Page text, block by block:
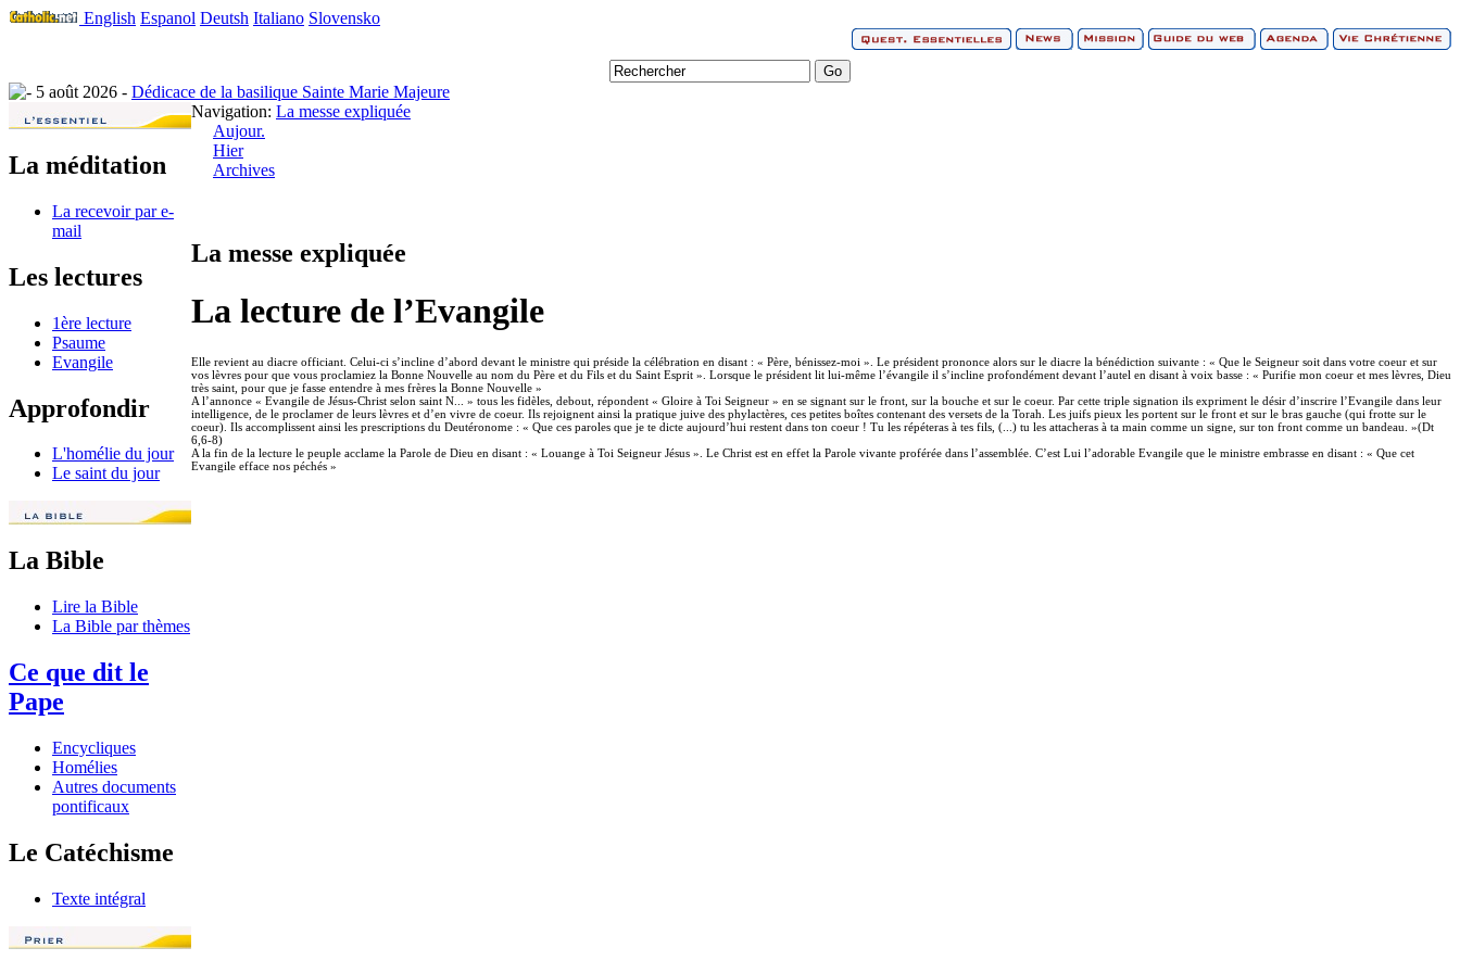
English Espanol Deutsh Italiano Slovensko
5 août 2026 - Dédicace de la basilique Sainte Marie Majeure
La méditation
La recevoir par e-
mail
Les lectures
1ère lecture
Psaume
Evangile
Approfondir
L'homélie du jour
Le saint du jour
La Bible
Lire la Bible
La Bible par thèmes
Ce que dit le
Pape
Encycliques
Homélies
Autres documents
pontificaux
Le Catéchisme
Texte intégral
Navigation: La messe expliquée
Aujour.
Hier
Archives
La messe expliquée
La lecture de l’Evangile
Elle revient au diacre officiant. Celui-ci s’incline d’abord devant le ministre qui préside la célébration en disant : « Père, bénissez-moi ». Le président prononce alors sur le diacre la bénédiction suivante : « Que le Seigneur soit dans votre coeur et sur
vos lèvres pour que vous proclamiez la Bonne Nouvelle au nom du Père et du Fils et du Saint Esprit ». Lorsque le président lit lui-même l’évangile il s’incline profondément devant l’autel en disant à voix basse : « Purifie mon coeur et mes lèvres, Dieu
très saint, pour que je fasse entendre à mes frères la Bonne Nouvelle »
A l’annonce « Evangile de Jésus-Christ selon saint N... » tous les fidèles, debout, répondent « Gloire à Toi Seigneur » en se signant sur le front, sur la bouche et sur le coeur. Par cette triple signation ils expriment le désir d’inscrire l’Evangile dans leur
intelligence, de le proclamer de leurs lèvres et d’en vivre de coeur. Ils rejoignent ainsi la pratique juive des phylactères, ces petites boîtes contenant des versets de la Torah. Les juifs pieux les portent sur le front et sur le bras gauche (qui frotte sur le
coeur). Ils accomplissent ainsi les prescriptions du Deutéronome : « Que ces paroles que je te dicte aujourd’hui restent dans ton coeur ! Tu les répéteras à tes fils, (...) tu les attacheras à ta main comme un signe, sur ton front comme un bandeau. »(Dt
6,6-8)
A la fin de la lecture le peuple acclame la Parole de Dieu en disant : « Louange à Toi Seigneur Jésus ». Le Christ est en effet la Parole vivante proférée dans l’assemblée. C’est Lui l’adorable Evangile que le ministre embrasse en disant : « Que cet
Evangile efface nos péchés »